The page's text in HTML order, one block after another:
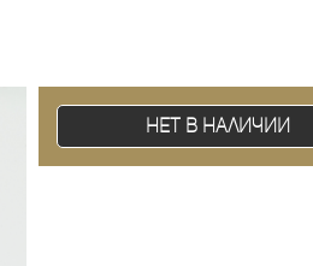
Нет в наличии